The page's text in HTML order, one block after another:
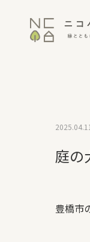
庭の
2025.04.11
豊橋市